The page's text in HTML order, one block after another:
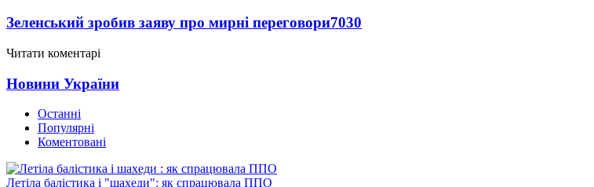
Зеленський зробив заяву про мирні переговори7030
Читати коментарі
Новини України
Останні
Популярні
Коментовані
Летіла балістика і "шахеди": як спрацювала ППО